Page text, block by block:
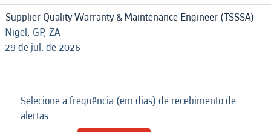
Supplier Quality Warranty & Maintenance Engineer (TSSSA)
Nigel, GP, ZA
29 de jul. de 2026
Selecione a frequência (em dias) de recebimento de
alertas: